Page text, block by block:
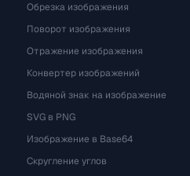
Обрезка изображения
Поворот изображения
Отражение изображения
Конвертер изображений
Водяной знак на изображение
SVG в PNG
Изображение в Base64
Скругление углов